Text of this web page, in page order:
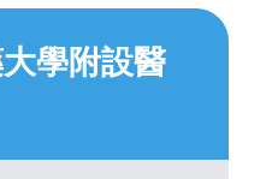
學附設醫